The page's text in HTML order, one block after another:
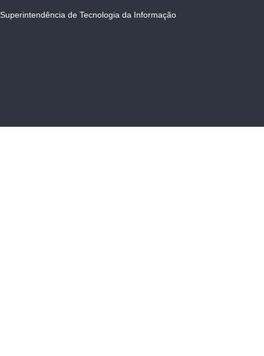
Superintendência de Tecnologia da Informação